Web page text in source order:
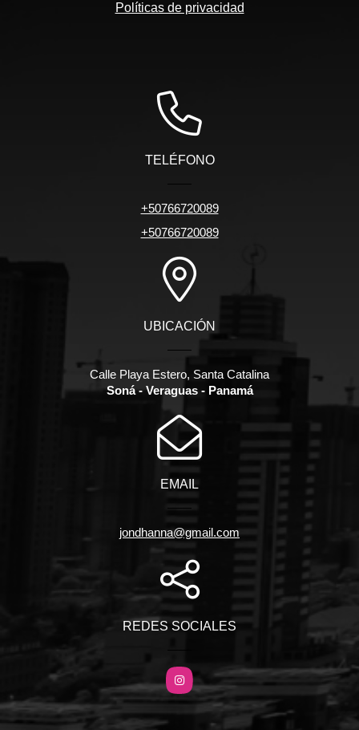
Políticas de privacidad
TELÉFONO
+50766720089
+50766720089
UBICACIÓN
Calle Playa Estero, Santa Catalina
Soná - Veraguas - Panamá
EMAIL
jondhanna@gmail.com
REDES SOCIALES
Instagram